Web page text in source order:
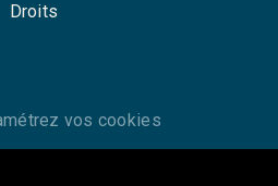
Droits
vos cookies